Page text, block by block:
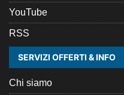
YouTube
RSS
SERVIZI OFFERTI & INFO
Chi siamo